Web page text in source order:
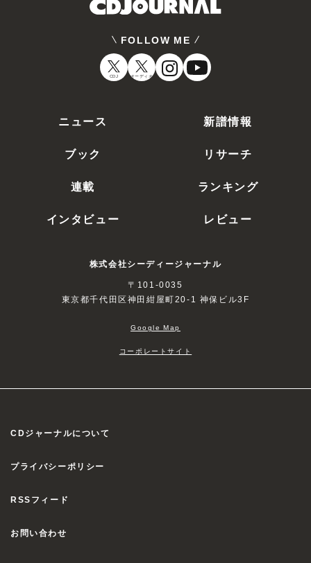
FOLLOW ME
CDJ オーディオ
ニュース
新譜情報
ブック
リサーチ
連載
ランキング
インタビュー
レビュー
株式会社シーディージャーナル
〒101-0035
東京都千代田区神田紺屋町20-1 神保ビル3F
Google Map
コーポレートサイト
CDジャーナルについて
プライバシーポリシー
RSSフィード
お問い合わせ